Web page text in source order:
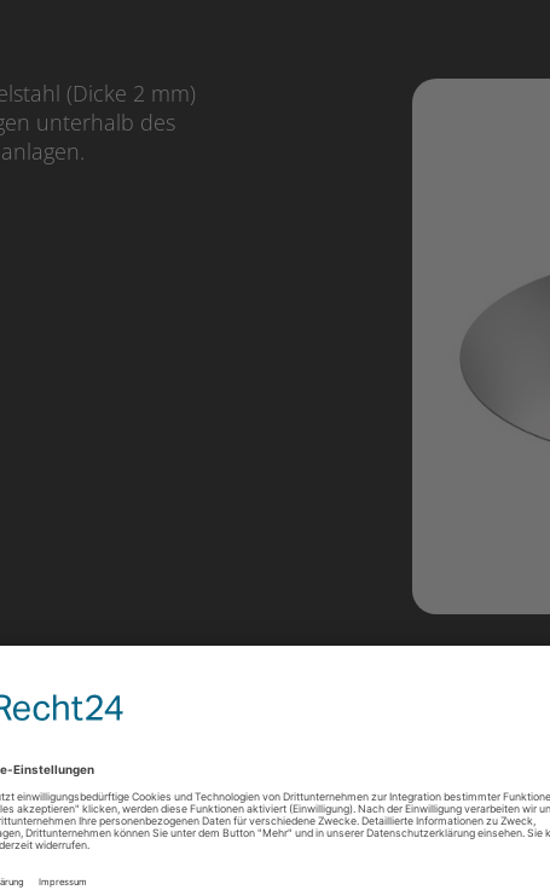
(Dicke 2 mm)
unterhalb des
Fragen zu unseren Friseur-Waschbecken,
direkt an unsere kompetentes Team wenden.